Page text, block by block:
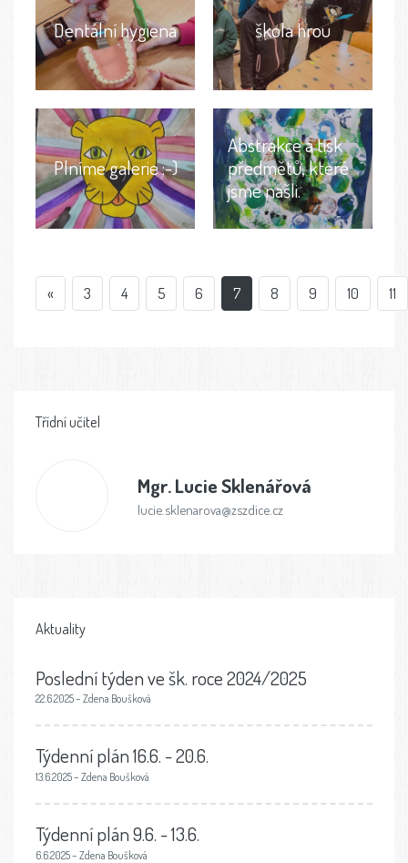
Dentální hygiena škola hrou
Plníme galerie :-)
Abstrakce a tisk
předmětů, které
jsme našli.
« 3 4 5 6 7 8 9 10 11
Třídní učitel
Mgr.Lucie Sklenářová
lucie.sklenarova@zszdice.cz
Aktuality
Poslední týden ve šk. roce 2024/2025
22.6.2025 – Zdena Boušková
Týdenní plán 16.6. - 20.6.
13.6.2025 – Zdena Boušková
Týdenní plán 9.6. - 13.6.
6.6.2025 – Zdena Boušková